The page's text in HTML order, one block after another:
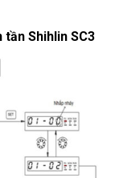
Shihlin SC3